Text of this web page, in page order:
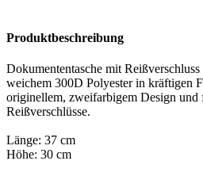
Produktbeschreibung
Dokumententasche mit Reißverschluss
weichem 300D Polyester in kräftigen
originellem, zweifarbigem Design und
Reißverschlüsse.
Länge: 37 cm
Höhe: 30 cm